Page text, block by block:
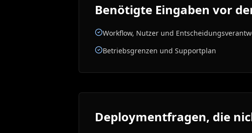
Benötigte Eingaben vor
Workflow, Nutzer und
Betriebsgrenzen und Supportplan
Deploymentfragen, die